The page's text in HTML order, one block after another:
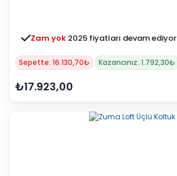
Zam yok 2025 fiyatları devam ediyor
Sepette: 16.130,70₺ Kazancınız: 1.792,30₺
₺17.923,00